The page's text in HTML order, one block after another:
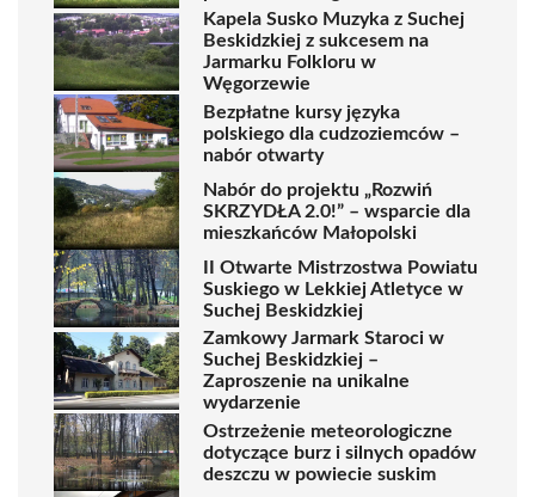
Kapela Susko Muzyka z Suchej
Beskidzkiej z sukcesem na
Jarmarku Folkloru w
Węgorzewie
Bezpłatne kursy języka
polskiego dla cudzoziemców –
nabór otwarty
Nabór do projektu „Rozwiń
SKRZYDŁA 2.0!” – wsparcie dla
mieszkańców Małopolski
II Otwarte Mistrzostwa Powiatu
Suskiego w Lekkiej Atletyce w
Suchej Beskidzkiej
Zamkowy Jarmark Staroci w
Suchej Beskidzkiej –
Zaproszenie na unikalne
wydarzenie
Ostrzeżenie meteorologiczne
dotyczące burz i silnych opadów
deszczu w powiecie suskim